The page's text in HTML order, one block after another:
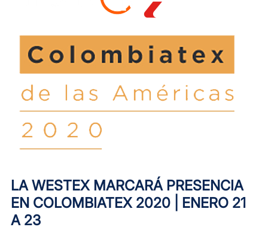
LA WESTEX MARCARÁ PRESENCIA
EN COLOMBIATEX 2020 | ENERO 21
A 23